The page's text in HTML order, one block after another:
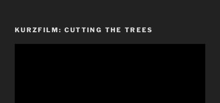
KURZFILM: CUTTING THE TREES